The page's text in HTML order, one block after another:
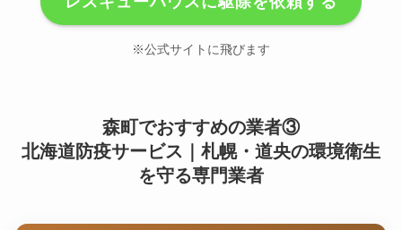
※公式サイトに飛びます
森町でおすすめの業者③
北海道防疫サービス｜札幌・道央の環境衛生
を守る専門業者